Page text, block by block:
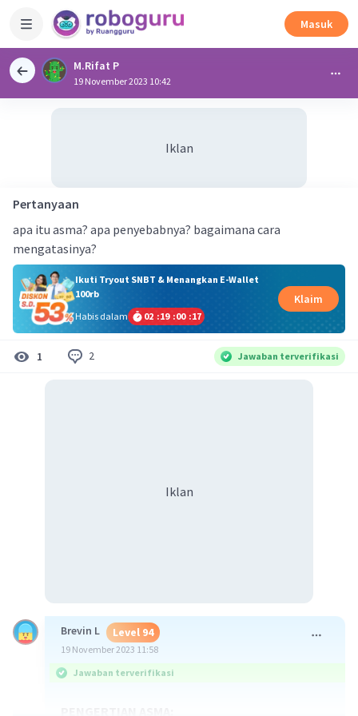
Masuk
M.Rifat P
19 November 2023 10:42
Iklan
Pertanyaan
apa itu asma? apa penyebabnya? bagaimana cara
mengatasinya?
Ikuti Tryout SNBT & Menangkan E-Wallet
100rb
Habis dalam
02 :19 :00 :16
Klaim
1 2 Jawaban terverifikasi
Iklan
Brevin L Level 94
19 November 2023 11:58
Jawaban terverifikasi